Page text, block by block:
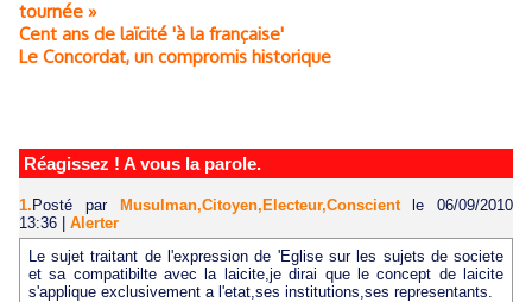
tournée »
Cent ans de laïcité 'à la française'
Le Concordat, un compromis historique
Réagissez ! A vous la parole.
1. Posté par Musulman,Citoyen,Electeur,Conscient
le 06/09/2010
13:36
Alerter
Le sujet traitant de l'expression de 'Eglise sur les sujets de societe
et sa compatibilte avec la laicite,je dirai que le concept de laicite
s'applique exclusivement a l'etat,ses institutions,ses representants.